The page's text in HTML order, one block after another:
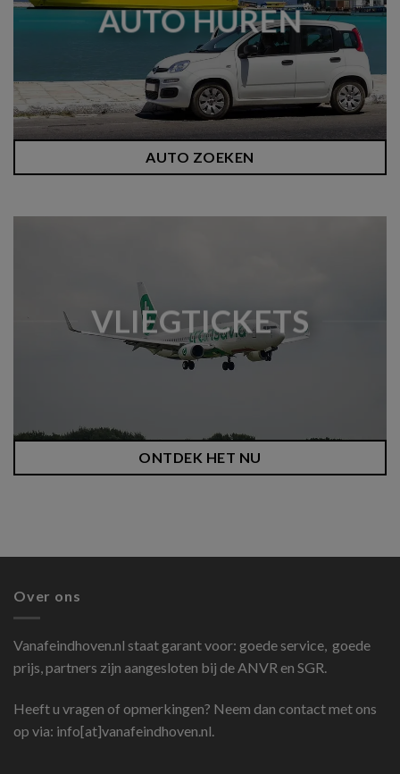
AUTO HUREN
AUTO ZOEKEN
VLIEGTICKETS
ONTDEK HET NU
Over ons
Vanafeindhoven.nl staat garant voor: goede service, goede
prijs, partners zijn aangesloten bij de ANVR en SGR.
Heeft u vragen of opmerkingen? Neem dan contact met ons
op via: info[at]vanafeindhoven.nl.